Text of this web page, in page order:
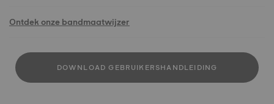
Ontdek onze bandmaatwijzer
DOWNLOAD GEBRUIKERSHANDLEIDING